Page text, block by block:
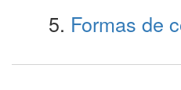
Formas de